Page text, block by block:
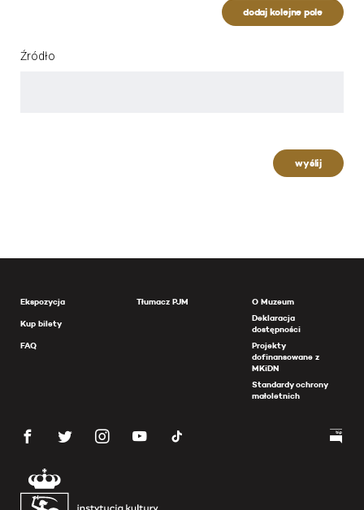
dodaj kolejne pole
Źródło
wyślij
Ekspozycja
Kup bilety
FAQ
Tłumacz PJM
O Muzeum
Deklaracja
dostępności
Projekty
dofinansowane z
MKiDN
Standardy ochrony
małoletnich